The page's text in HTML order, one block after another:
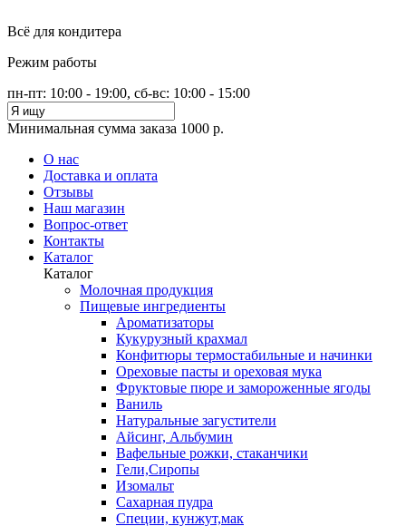
Всё для кондитера
Режим работы
пн-пт: 10:00 - 19:00, сб-вс: 10:00 - 15:00
Минимальная сумма заказа 1000 р.
О нас
Доставка и оплата
Отзывы
Наш магазин
Вопрос-ответ
Контакты
Каталог
Каталог
Молочная продукция
Пищевые ингредиенты
Ароматизаторы
Кукурузный крахмал
Конфитюры термостабильные и начинки
Ореховые пасты и ореховая мука
Фруктовые пюре и замороженные ягоды
Ваниль
Натуральные загустители
Айсинг, Альбумин
Вафельные рожки, стаканчики
Гели,Сиропы
Изомальт
Сахарная пудра
Специи, кунжут,мак